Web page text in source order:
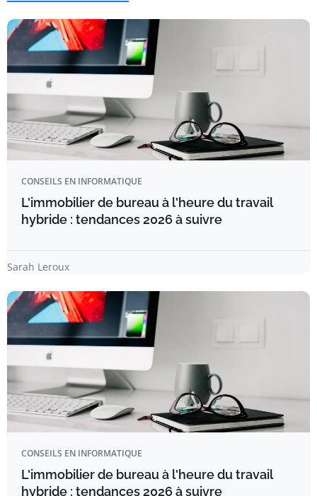
CONSEILS EN INFORMATIQUE
L'immobilier de bureau à l'heure du travail
hybride : tendances 2026 à suivre
Sarah Leroux
CONSEILS EN INFORMATIQUE
L'immobilier de bureau à l'heure du travail
hybride : tendances 2026 à suivre